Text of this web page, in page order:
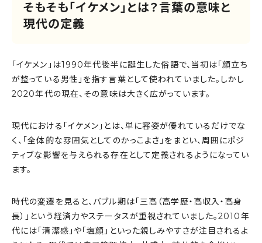
そもそも「イケメン」とは？言葉の意味と
現代の定義
「イケメン」は1990年代後半に誕生した俗語で、当初は「顔立ち
が整っている男性」を指す言葉として使われていました。しかし
2020年代の現在、その意味は大きく広がっています。
現代における「イケメン」とは、単に容姿が優れているだけでな
く、「全体的な雰囲気としてのかっこよさ」をまとい、周囲にポジ
ティブな影響を与えられる存在として定義されるようになってい
ます。
時代の変遷を見ると、バブル期は「三高（高学歴・高収入・高身
長）」という経済力やステータスが重視されていました。2010年
代には「清潔感」や「塩顔」といった親しみやすさが注目されるよ